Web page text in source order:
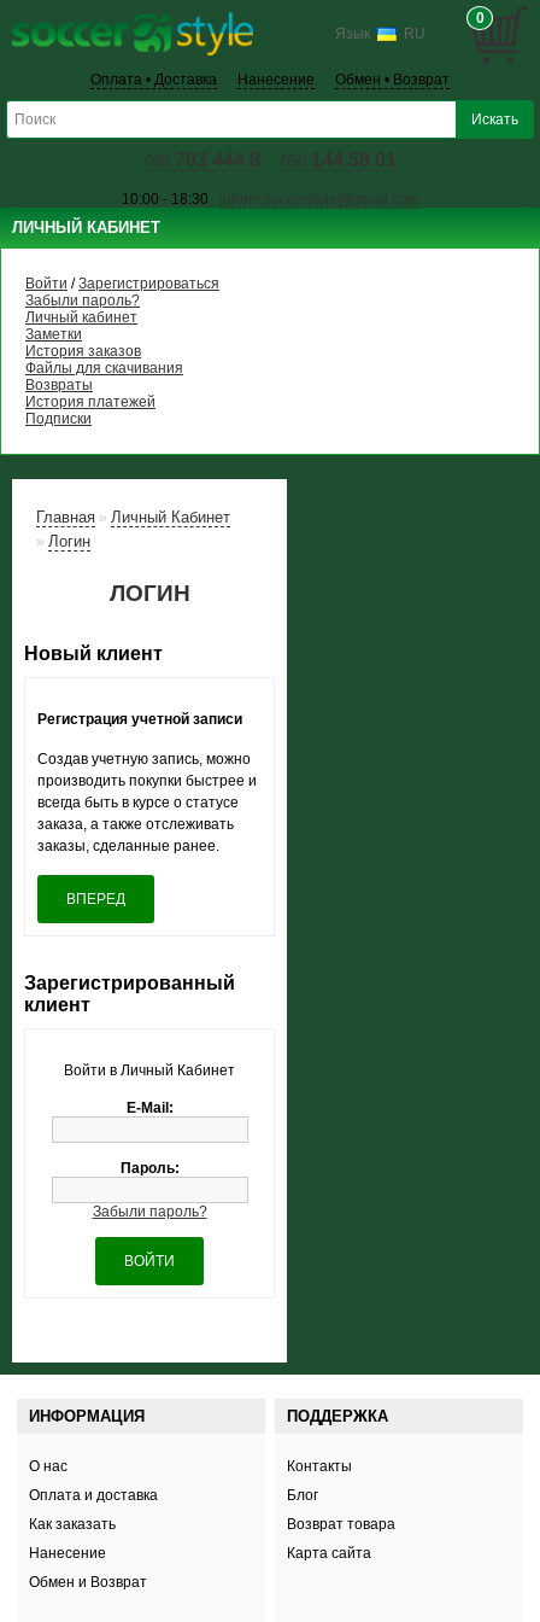
Язык RU
0
Оплата • Доставка Нанесение Обмен • Возврат
098 703 444 8 050 144 58 01
10:00 - 18:30 inform.soccerstyle@gmail.com
ЛИЧНЫЙ КАБИНЕТ
Войти /Зарегистрироваться
Забыли пароль?
Личный кабинет
Заметки
История заказов
Файлы для скачивания
Возвраты
История платежей
Подписки
Главная » Личный Кабинет
» Логин
ЛОГИН
Новый клиент
Регистрация учетной записи
Создав учетную запись, можно
производить покупки быстрее и
всегда быть в курсе о статусе
заказа, а также отслеживать
заказы, сделанные ранее.
ВПЕРЕД
Зарегистрированный
клиент
Войти в Личный Кабинет
E-Mail:
Пароль:
Забыли пароль?
ВОЙТИ
ИНФОРМАЦИЯ
О нас
Оплата и доставка
Как заказать
Нанесение
Обмен и Возврат
ПОДДЕРЖКА
Контакты
Блог
Возврат товара
Карта сайта